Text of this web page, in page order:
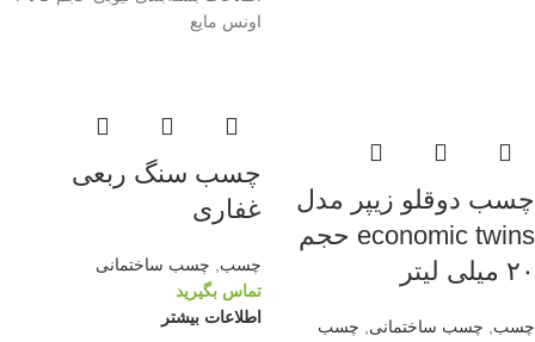
اونس مایع
چسب دوقلو زیپر مدل
economic twins حجم
۲۰ میلی لیتر
چسب چسب ساختمانی
چسب
چسب سنگ ربعی
غفاری
چسب
چسب ساختمانی
تماس بگیرید
اطلاعات بیشتر